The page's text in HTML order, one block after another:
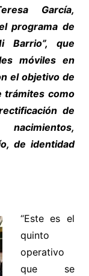
García,
programa de
Barrio”, que
móviles en
el objetivo de
trámites como
de
de identidad
“Este es el
quinto
operativo
que se